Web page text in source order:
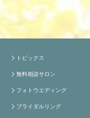
トピックス
無料相談サロン
フォトウエディング
ブライダルリング